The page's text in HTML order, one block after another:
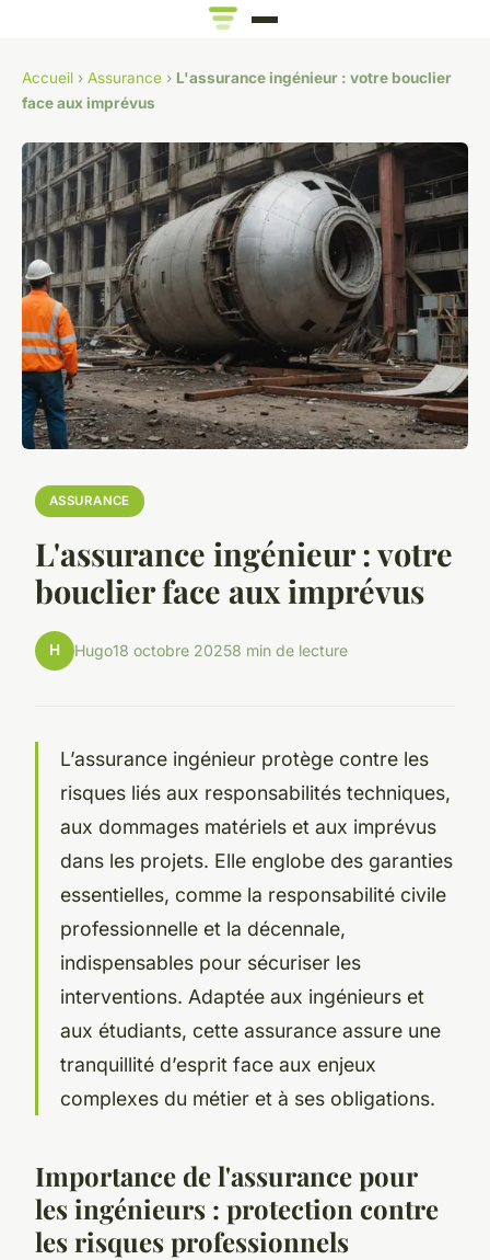
Accueil › Assurance › L'assurance ingénieur : votre bouclier
face aux imprévus
ASSURANCE
L'assurance ingénieur : votre
bouclier face aux imprévus
H Hugo18 octobre 20258 min de lecture
L’assurance ingénieur protège contre les
risques liés aux responsabilités techniques,
aux dommages matériels et aux imprévus
dans les projets. Elle englobe des garanties
essentielles, comme la responsabilité civile
professionnelle et la décennale,
indispensables pour sécuriser les
interventions. Adaptée aux ingénieurs et
aux étudiants, cette assurance assure une
tranquillité d’esprit face aux enjeux
complexes du métier et à ses obligations.
Importance de l'assurance pour
les ingénieurs : protection contre
les risques professionnels